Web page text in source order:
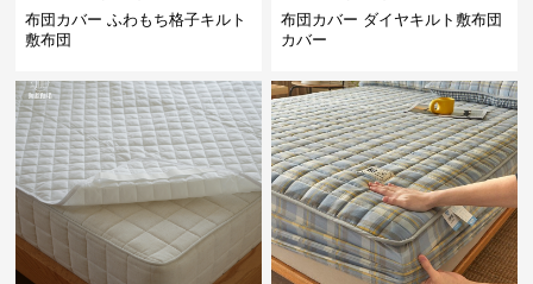
布団カバー ふわもち格子キルト
敷布団
布団カバー ダイヤキルト敷布団
カバー